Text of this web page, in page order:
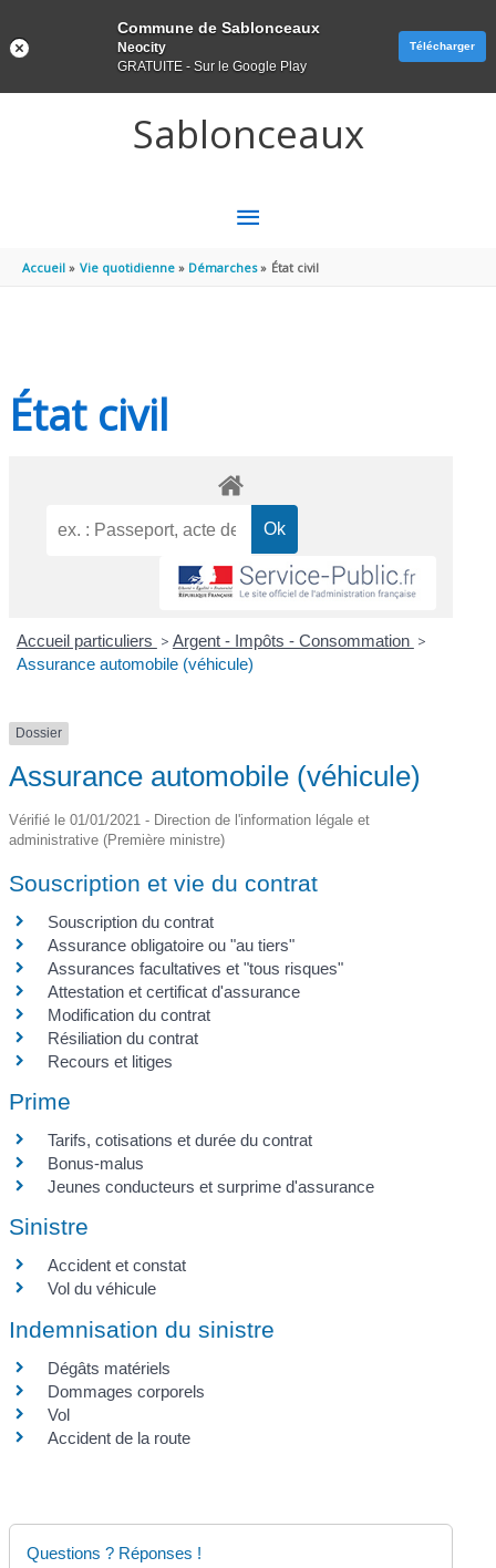
Sablonceaux
MENU
PRINCIPAL
Accueil Vie quotidienne Démarches État civil
État civil
Accueil particuliers > Argent - Impôts - Consommation >
Assurance automobile (véhicule)
Dossier
Assurance automobile (véhicule)
Vérifié le 01/01/2021 - Direction de l'information légale et
administrative (Première ministre)
Souscription et vie du contrat
Souscription du contrat
Assurance obligatoire ou "au tiers"
Assurances facultatives et "tous risques"
Attestation et certificat d'assurance
Modification du contrat
Résiliation du contrat
Recours et litiges
Prime
Tarifs, cotisations et durée du contrat
Bonus-malus
Jeunes conducteurs et surprime d'assurance
Sinistre
Accident et constat
Vol du véhicule
Indemnisation du sinistre
Dégâts matériels
Dommages corporels
Vol
Accident de la route
Questions ? Réponses !
Commune de Sablonceaux
Neocity
GRATUITE - Sur le Google Play
Télécharger